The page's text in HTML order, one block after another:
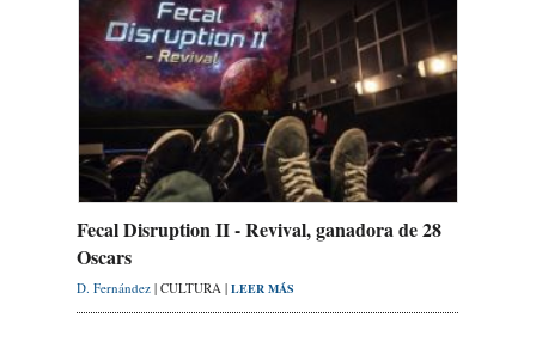
Fecal Disruption II - Revival, ganadora de 28
Oscars
D. Fernández | CULTURA | LEER MÁS